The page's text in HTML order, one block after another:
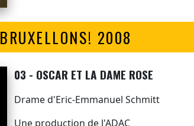
BRUXELLONS! 2008
03 - OSCAR ET LA DAME ROSE
Drame d'Eric-Emmanuel Schmitt
Une production de l'ADAC